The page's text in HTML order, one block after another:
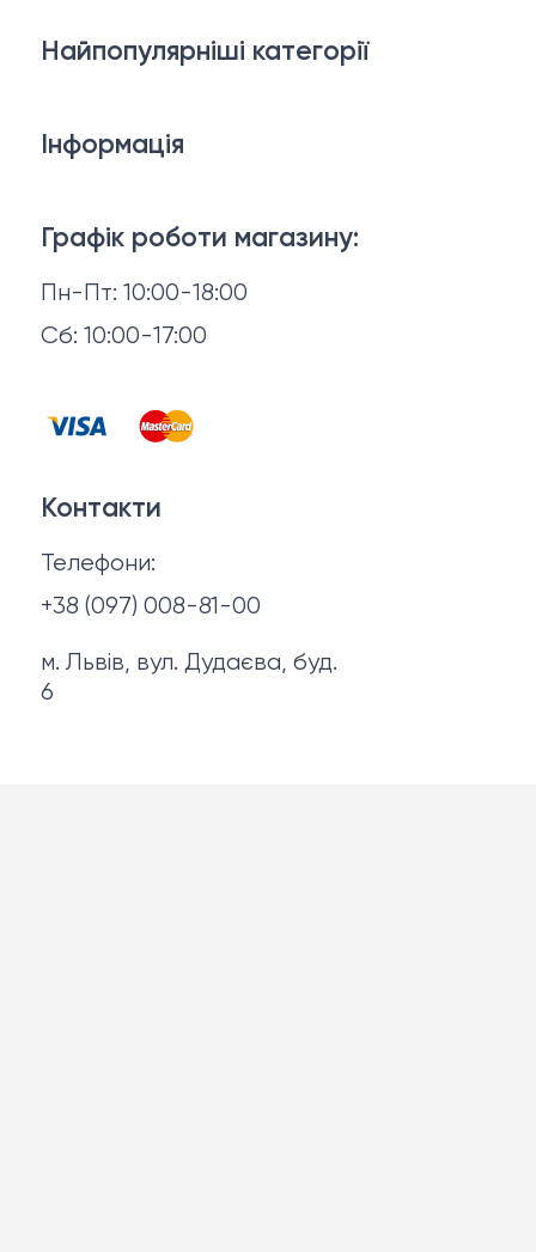
Графік роботи магазину:
Пн-Пт: 10:00-18:00
Сб: 10:00-17:00
Найпопулярніші категорії
Взуття
Головні убори
Запальнички
Інформація
Відгуки
Договір оферти
Політика конфіденційності
Про нас
Контакти
Телефони:
+38 (097) 008-81-00
м. Львів, вул. Дудаєва, буд.
6